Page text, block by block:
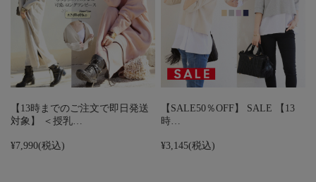
【13時までのご注文で即日発送
対象】 ＜授乳…
¥7,990(税込)
【SALE50％OFF】 SALE 【13
時…
¥3,145(税込)